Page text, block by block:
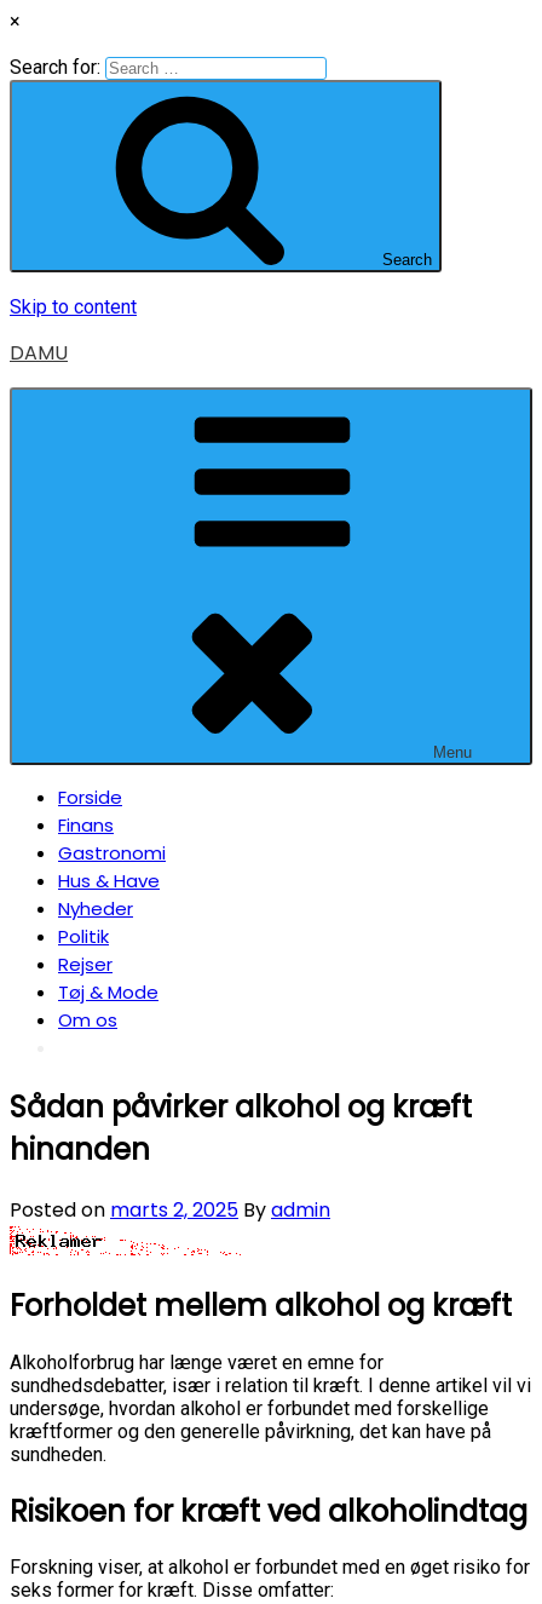
×
Search for:
Search
Skip to content
DAMU
Menu
Forside
Finans
Gastronomi
Hus & Have
Nyheder
Politik
Rejser
Tøj & Mode
Om os
Sådan påvirker alkohol og kræft
hinanden
Posted on marts 2, 2025 Byadmin
Forholdet mellem alkohol og kræft
Alkoholforbrug har længe været en emne for
sundhedsdebatter, især i relation til kræft. I denne artikel vil vi
undersøge, hvordan alkohol er forbundet med forskellige
kræftformer og den generelle påvirkning, det kan have på
sundheden.
Risikoen for kræft ved alkoholindtag
Forskning viser, at alkohol er forbundet med en øget risiko for
seks former for kræft. Disse omfatter: